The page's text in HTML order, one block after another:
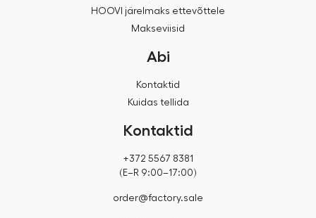
HOOVI järelmaks ettevõttele
Makseviisid
Abi
Kontaktid
Kuidas tellida
Kontaktid
+372 5567 8381
(E–R 9:00–17:00)
order@factory.sale